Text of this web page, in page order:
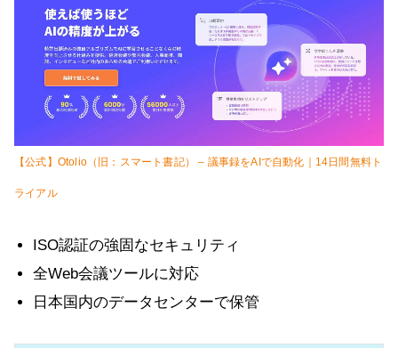
【公式】Otolio（旧：スマート書記） – 議事録をAIで自動化｜14日間無料ト
ライアル
ISO認証の強固なセキュリティ
全Web会議ツールに対応
日本国内のデータセンターで保管